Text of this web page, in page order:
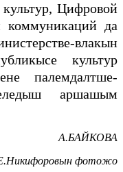
Цифровой
коммуникаций да
влакын
культур
палемдалтше-
аршашым
А.БАЙКОВА
фотожо